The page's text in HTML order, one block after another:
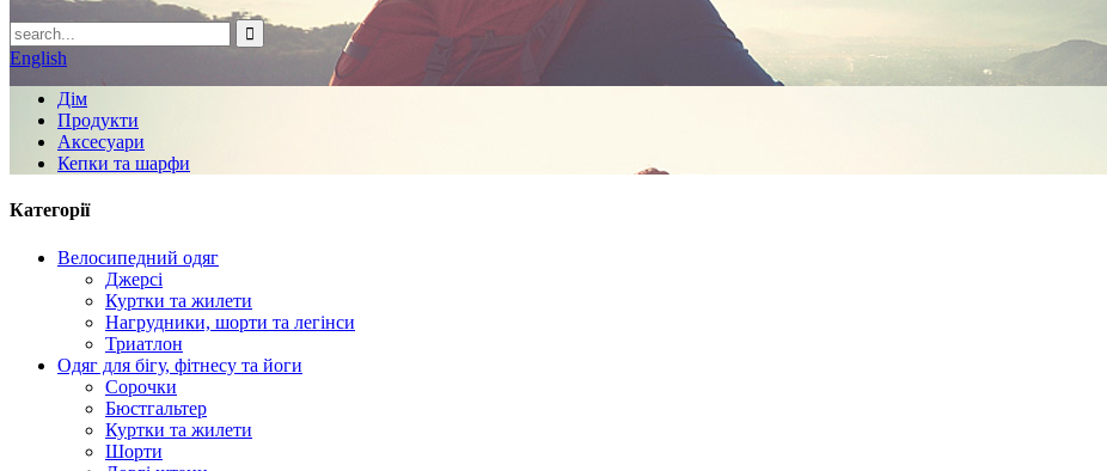
English
Дім
Продукти
Аксесуари
Кепки та шарфи
Категорії
Велосипедний одяг
Джерсі
Куртки та жилети
Нагрудники, шорти та легінси
Триатлон
Одяг для бігу, фітнесу та йоги
Сорочки
Бюстгальтер
Куртки та жилети
Шорти